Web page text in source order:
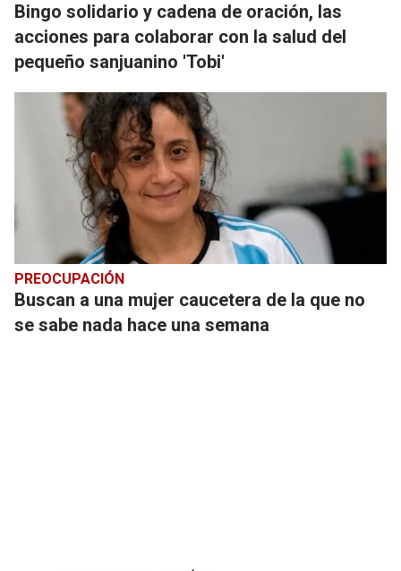
Bingo solidario y cadena de oración, las
acciones para colaborar con la salud del
pequeño sanjuanino 'Tobi'
PREOCUPACIÓN
Buscan a una mujer caucetera de la que no
se sabe nada hace una semana